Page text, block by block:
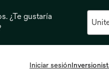
¿Te gustaría
Iniciar sesión